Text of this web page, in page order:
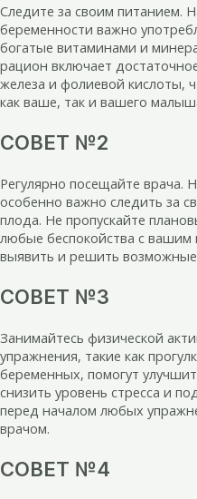
Следите за своим питанием.
беременности важно
богатые витаминами и
рацион включает
железа и фолиевой кислоты,
как ваше, так и вашего
СОВЕТ №2
Регулярно посещайте врача.
особенно важно следить за
плода. Не пропускайте
любые беспокойства с
выявить и решить
СОВЕТ №3
Занимайтесь физической
упражнения, такие как
беременных, помогут
снизить уровень стресса и
перед началом любых
врачом.
СОВЕТ №4